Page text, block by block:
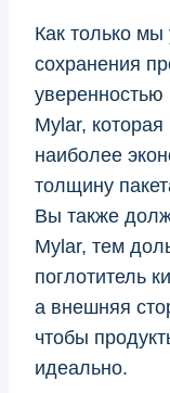
Как только
сохранения
уверенностью
Mylar,
наиболее
толщину
Вы также
Mylar, тем
поглотитель
а внешняя
чтобы
идеально.